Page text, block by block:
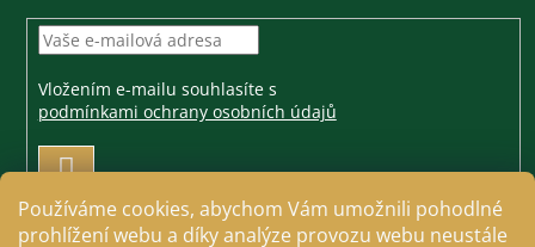
Používáme cookies, abychom Vám umožnili pohodlné
prohlížení webu a díky analýze provozu webu neustále
Vložením e-mailu souhlasíte s
podmínkami ochrany osobních údajů
PŘIHLÁSIT